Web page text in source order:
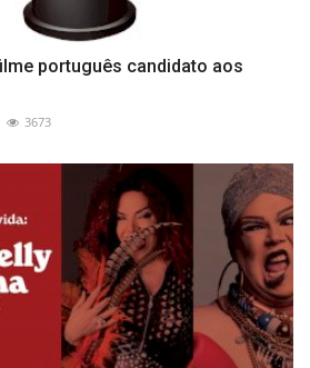
português candidato aos
3673